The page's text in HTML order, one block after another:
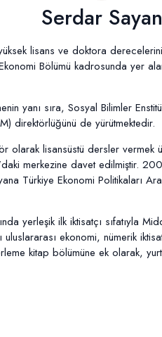
Serdar Sayan
lisans ve doktora
Bölümü kadrosunda yer
yanı sıra, Sosyal Bilimler
direktörlüğünü de yürütmektedir.
lisansüstü dersler vermek
merkezine davet edilmiştir.
Türkiye Ekonomi Politikaları
yerleşik ilk iktisatçı sıfatıyla
ekonomi, nümerik
kitap bölümüne ek olarak,